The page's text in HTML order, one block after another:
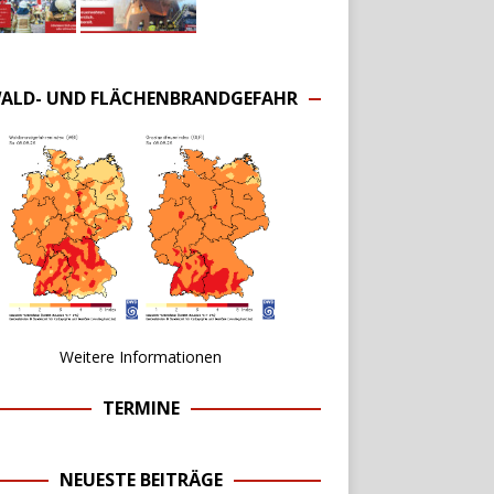
UND FLÄCHENBRANDGEFAHR
Weitere Informationen
TERMINE
NEUESTE BEITRÄGE